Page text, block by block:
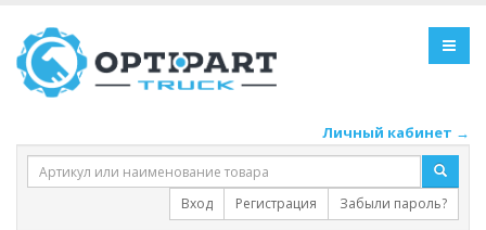
Личный кабинет →
Вход Регистрация Забыли пароль?